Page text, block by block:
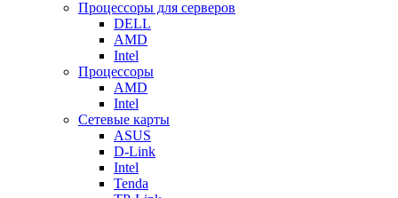
Процессоры для серверов
DELL
AMD
Intel
Процессоры
AMD
Intel
Сетевые карты
ASUS
D-Link
Intel
Tenda